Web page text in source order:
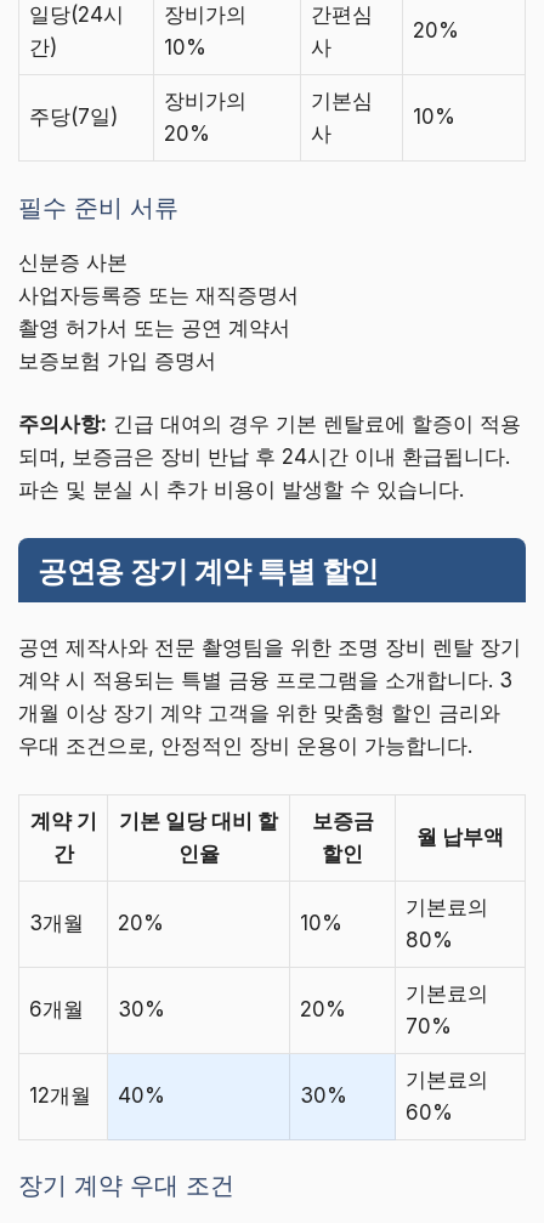
일당(24시
간)
장비가의
10%
간편심
사
20%
주당(7일)
장비가의
20%
기본심
사
10%
필수 준비 서류
신분증 사본
사업자등록증 또는 재직증명서
촬영 허가서 또는 공연 계약서
보증보험 가입 증명서
주의사항: 긴급 대여의 경우 기본 렌탈료에 할증이 적용
되며, 보증금은 장비 반납 후 24시간 이내 환급됩니다.
파손 및 분실 시 추가 비용이 발생할 수 있습니다.
공연용 장기 계약 특별 할인
공연 제작사와 전문 촬영팀을 위한 조명 장비 렌탈 장기
계약 시 적용되는 특별 금융 프로그램을 소개합니다. 3
개월 이상 장기 계약 고객을 위한 맞춤형 할인 금리와
우대 조건으로, 안정적인 장비 운용이 가능합니다.
계약 기
간
기본 일당 대비 할
인율
보증금
할인
월 납부액
3개월 20% 10%
기본료의
80%
6개월 30% 20%
기본료의
70%
12개월 40% 30%
기본료의
60%
장기 계약 우대 조건